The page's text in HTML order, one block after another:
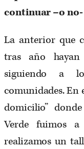
continuar –o
La anterior que
tras año
siguiendo a
comunidades. En
domicilio”
Verde fuimos
realizamos un